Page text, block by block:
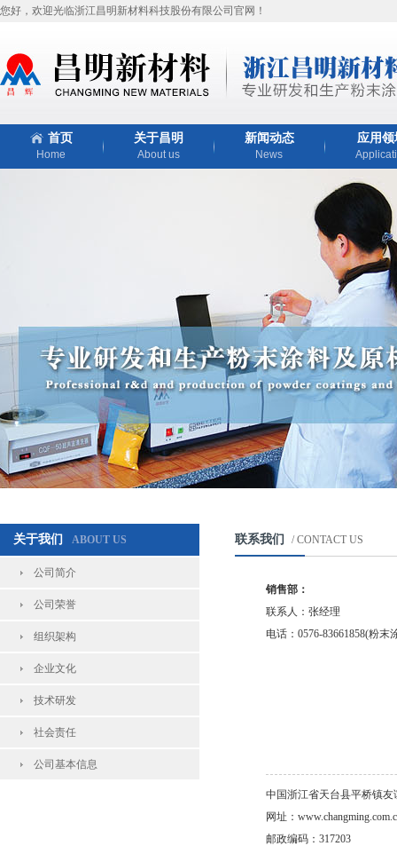
您好，欢迎光临浙江昌明新材料科技股份有限公司官网！
首页
Home
关于昌明
About us
新闻动态
News
应用领
关于我们 ABOUT US
公司简介
公司荣誉
组织架构
企业文化
技术研发
社会责任
公司基本信息
联系我们 / CONTACT US
销售部：
联系人：张经理
电话：0576-83661858(粉末
中国浙江省天台县平桥镇
网址：
邮政编码：317203